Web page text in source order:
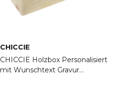
CHICCIE
CHICCIE Holzbox Personalisiert
mit Wunschtext Gravur